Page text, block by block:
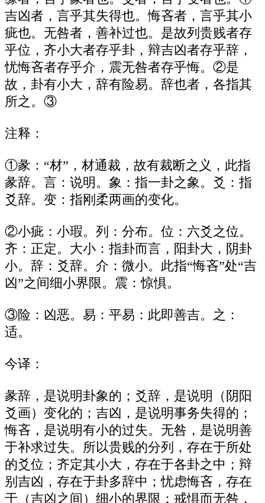
吉凶者，言乎其失得也。悔吝者，言乎其小
疵也。无咎者，善补过也。是故列贵贱者存
乎位，齐小大者存乎卦，辩吉凶者存乎辞，
忧悔吝者存乎介，震无咎者存乎悔。②是
故，卦有小大，辞有险易。辞也者，各指其
所之。③
注释：
①彖：“材”，材通裁，故有裁断之义，此指
彖辞。言：说明。象：指一卦之象。爻：指
爻辞。变：指刚柔两画的变化。
②小疵：小瑕。列：分布。位：六爻之位。
齐：正定。大小：指卦而言，阳卦大，阴卦
小。辞：爻辞。介：微小。此指“悔吝”处“吉
凶”之间细小界限。震：惊惧。
③险：凶恶。易：平易：此即善吉。之：
适。
今译：
彖辞，是说明卦象的；爻辞，是说明（阴阳
爻画）变化的；吉凶，是说明事务失得的；
悔吝，是说明有小的过失。无咎，是说明善
于补求过失。所以贵贱的分列，存在于所处
的爻位；齐定其小大，存在于各卦之中；辩
别吉凶，存在于卦多辞中；忧虑悔吝，存在
于（吉凶之间）细小的界限；戒惧而无咎，